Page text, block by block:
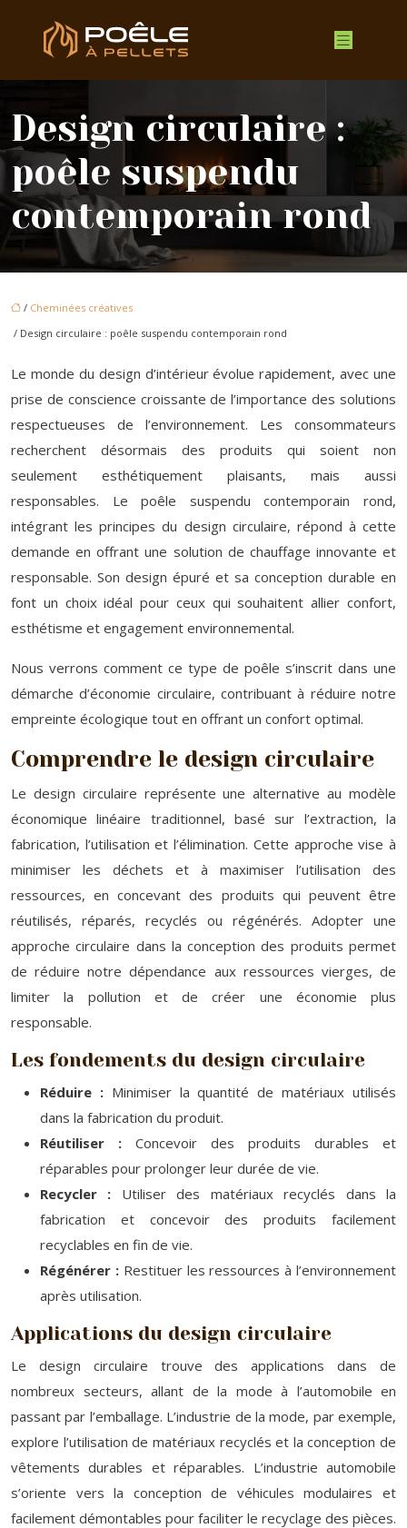
Design circulaire :
poêle suspendu
contemporain rond
/ Cheminées créatives
/ Design circulaire : poêle suspendu contemporain rond
Le monde du design d’intérieur évolue rapidement, avec une
prise de conscience croissante de l’importance des solutions
respectueuses de l’environnement. Les consommateurs
recherchent désormais des produits qui soient non
seulement esthétiquement plaisants, mais aussi
responsables. Le poêle suspendu contemporain rond,
intégrant les principes du design circulaire, répond à cette
demande en offrant une solution de chauffage innovante et
responsable. Son design épuré et sa conception durable en
font un choix idéal pour ceux qui souhaitent allier confort,
esthétisme et engagement environnemental.
Nous verrons comment ce type de poêle s’inscrit dans une
démarche d’économie circulaire, contribuant à réduire notre
empreinte écologique tout en offrant un confort optimal.
Comprendre le design circulaire
Le design circulaire représente une alternative au modèle
économique linéaire traditionnel, basé sur l’extraction, la
fabrication, l’utilisation et l’élimination. Cette approche vise à
minimiser les déchets et à maximiser l’utilisation des
ressources, en concevant des produits qui peuvent être
réutilisés, réparés, recyclés ou régénérés. Adopter une
approche circulaire dans la conception des produits permet
de réduire notre dépendance aux ressources vierges, de
limiter la pollution et de créer une économie plus
responsable.
Les fondements du design circulaire
Réduire : Minimiser la quantité de matériaux utilisés
dans la fabrication du produit.
Réutiliser : Concevoir des produits durables et
réparables pour prolonger leur durée de vie.
Recycler : Utiliser des matériaux recyclés dans la
fabrication et concevoir des produits facilement
recyclables en fin de vie.
Régénérer : Restituer les ressources à l’environnement
après utilisation.
Applications du design circulaire
Le design circulaire trouve des applications dans de
nombreux secteurs, allant de la mode à l’automobile en
passant par l’emballage. L’industrie de la mode, par exemple,
explore l’utilisation de matériaux recyclés et la conception de
vêtements durables et réparables. L’industrie automobile
s’oriente vers la conception de véhicules modulaires et
facilement démontables pour faciliter le recyclage des pièces.